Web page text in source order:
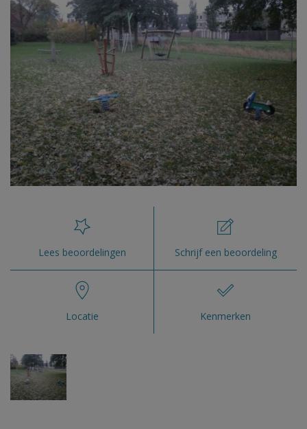
Lees beoordelingen Schrijf een beoordeling
Locatie Kenmerken